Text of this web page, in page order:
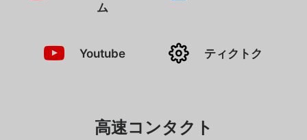
ム
Youtube ティクトク
高速コンタクト